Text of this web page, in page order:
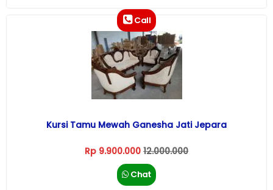
Call
Kursi Tamu Mewah Ganesha Jati Jepara
Rp 9.900.000 12.000.000
Chat